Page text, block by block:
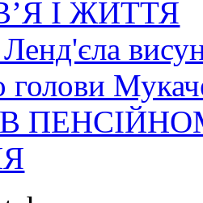
І ЖИТТЯ
голови